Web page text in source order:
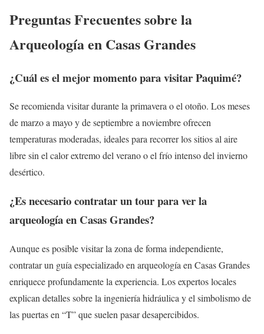
Preguntas Frecuentes sobre la
Arqueología en Casas Grandes
¿Cuál es el mejor momento para visitar Paquimé?
Se recomienda visitar durante la primavera o el otoño. Los meses
de marzo a mayo y de septiembre a noviembre ofrecen
temperaturas moderadas, ideales para recorrer los sitios al aire
libre sin el calor extremo del verano o el frío intenso del invierno
desértico.
¿Es necesario contratar un tour para ver la
arqueología en Casas Grandes?
Aunque es posible visitar la zona de forma independiente,
contratar un guía especializado en arqueología en Casas Grandes
enriquece profundamente la experiencia. Los expertos locales
explican detalles sobre la ingeniería hidráulica y el simbolismo de
las puertas en “T” que suelen pasar desapercibidos.